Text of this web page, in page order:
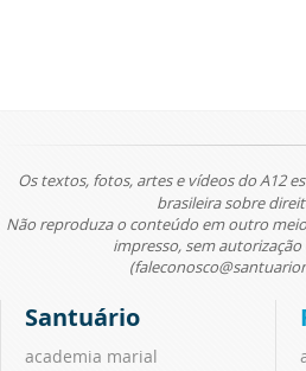
Os textos, fotos, artes e vídeos do A12
brasileira sobre
Não reproduza o conteúdo em outro
impresso, sem autorização
Santuário
academia marial